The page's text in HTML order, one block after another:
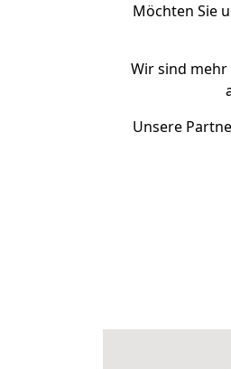
Möchten Sie
Wir sind
Unsere